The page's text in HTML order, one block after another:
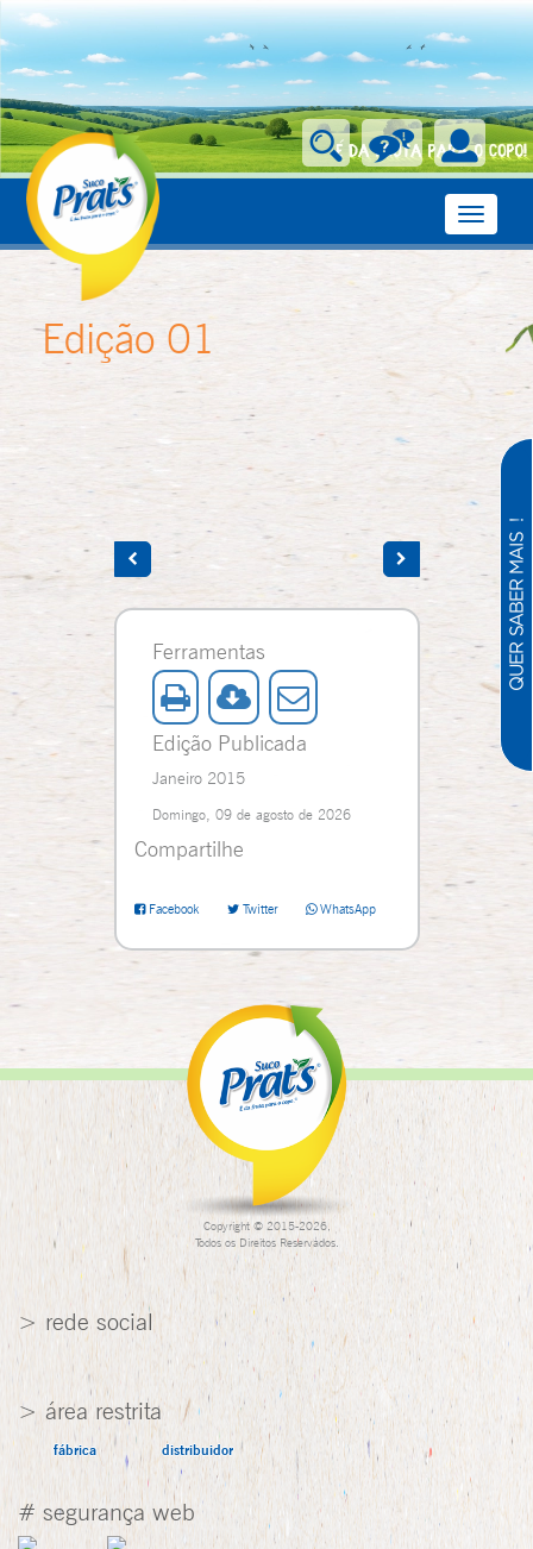
Toggle
Edição 01
Ferramentas
Edição Publicada
Janeiro 2015
Domingo, 09 de agosto de 2026
Compartilhe
Facebook Twitter WhatsApp
Copyright © 2015-2026,
Todos os Direitos Reservados.
> rede social
> área restrita
fábrica distribuidor
# segurança web